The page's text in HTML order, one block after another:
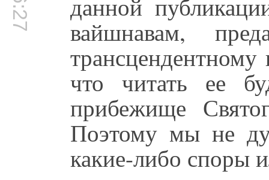
вайшнавам,
что читать ее
прибежище
Поэтому мы не
какие-либо споры